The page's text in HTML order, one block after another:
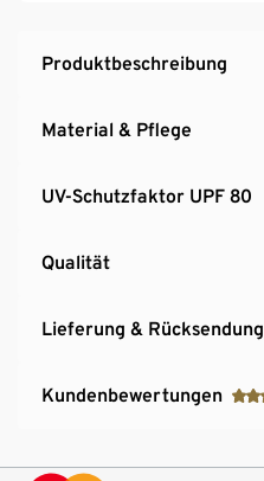
Produktbeschreibung
Material & Pflege
UV-Schutzfaktor UPF 80
Qualität
Lieferung & Rücksendung
Kundenbewertungen